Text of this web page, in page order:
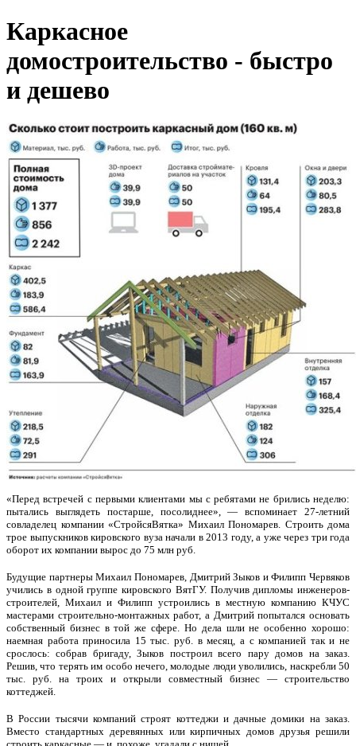
Каркасное
домостроительство - быстро
и дешево
«Перед встречей с первыми клиентами мы с ребятами не брились неделю:
пытались выглядеть постарше, посолиднее», — вспоминает 27-летний
совладелец компании «СтройсяВятка» Михаил Пономарев. Строить дома
трое выпускников кировского вуза начали в 2013 году, а уже через три года
оборот их компании вырос до 75 млн руб.
Будущие партнеры Михаил Пономарев, Дмитрий Зыков и Филипп Червяков
учились в одной группе кировского ВятГУ. Получив дипломы инженеров-
строителей, Михаил и Филипп устроились в местную компанию КЧУС
мастерами строительно-монтажных работ, а Дмитрий попытался основать
собственный бизнес в той же сфере. Но дела шли не особенно хорошо:
наемная работа приносила 15 тыс. руб. в месяц, а с компанией так и не
срослось: собрав бригаду, Зыков построил всего пару домов на заказ.
Решив, что терять им особо нечего, молодые люди уволились, наскребли 50
тыс. руб. на троих и открыли совместный бизнес — строительство
коттеджей.
В России тысячи компаний строят коттеджи и дачные домики на заказ.
Вместо стандартных деревянных или кирпичных домов друзья решили